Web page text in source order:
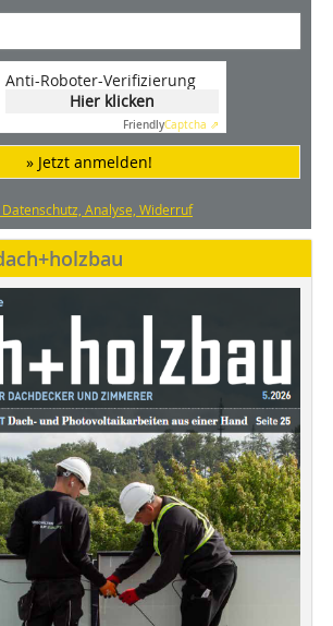
Anti-Roboter-Verifizierung
Hier klicken
FriendlyCaptcha ⇗
» Jetzt anmelden!
Analyse, Widerruf